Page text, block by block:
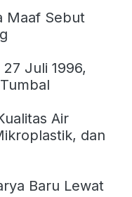
Maaf Sebut
Juli 1996,
Air
dan
Baru Lewat